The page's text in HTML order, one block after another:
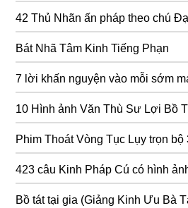
42 Thủ Nhãn ấn pháp theo chú
Bát Nhã Tâm Kinh Tiếng Phạn
7 lời khấn nguyện vào mỗi sớm
10 Hình ảnh Văn Thù Sư Lợi Bồ
Phim Thoát Vòng Tục Lụy trọn bộ
423 câu Kinh Pháp Cú có hình
Bồ tát tại gia (Giảng Kinh Ưu Bà